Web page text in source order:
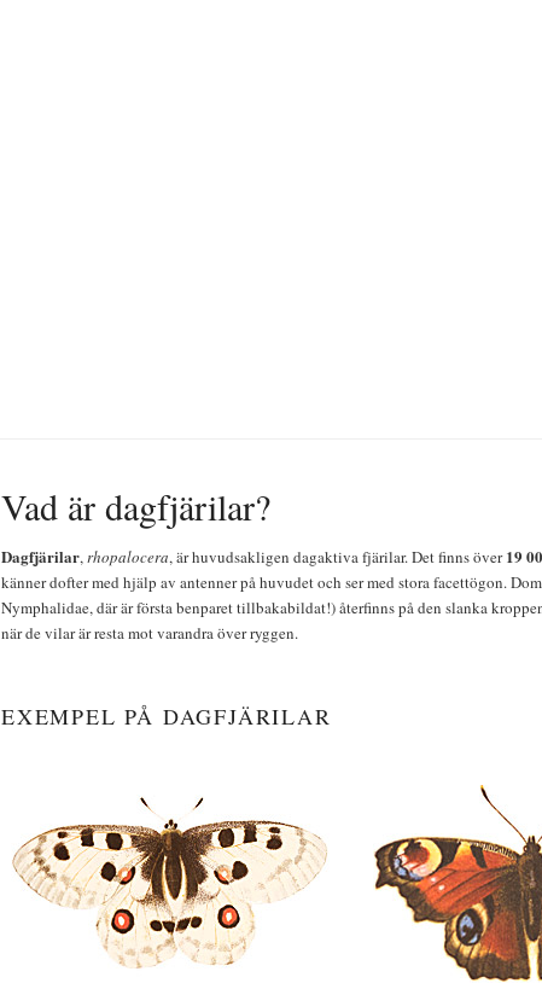
Vad är dagfjärilar?
Dagfjärilar,rhopalocera, är huvudsakligen dagaktiva fjärilar. Det finns över19
känner dofter med hjälp av antenner på huvudet och ser med stora facettögon.
Nymphalidae, där är första benparet tillbakabildat!) återfinns på den slanka
när de vilar är resta mot varandra över ryggen.
EXEMPEL PÅ DAGFJÄRILAR